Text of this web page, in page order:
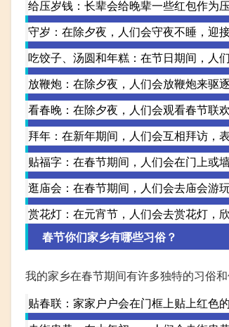
给压岁钱：长辈会给晚辈一些红包作为
守岁：在除夕夜，人们会守夜不睡，迎
吃饺子、汤圆和年糕：在节日期间，人
放鞭炮：在除夕夜，人们会放鞭炮来驱
看春晚：在除夕夜，人们会观看春节联
拜年：在新年期间，人们会互相拜访，
贴福字：在春节期间，人们会在门上或
逛庙会：在春节期间，人们会去庙会游
赏花灯：在元宵节，人们会去赏花灯，
春节你们家乡有哪些习俗？
我的家乡在春节期间有许多独特的习俗
贴春联：家家户户会在门框上贴上红色